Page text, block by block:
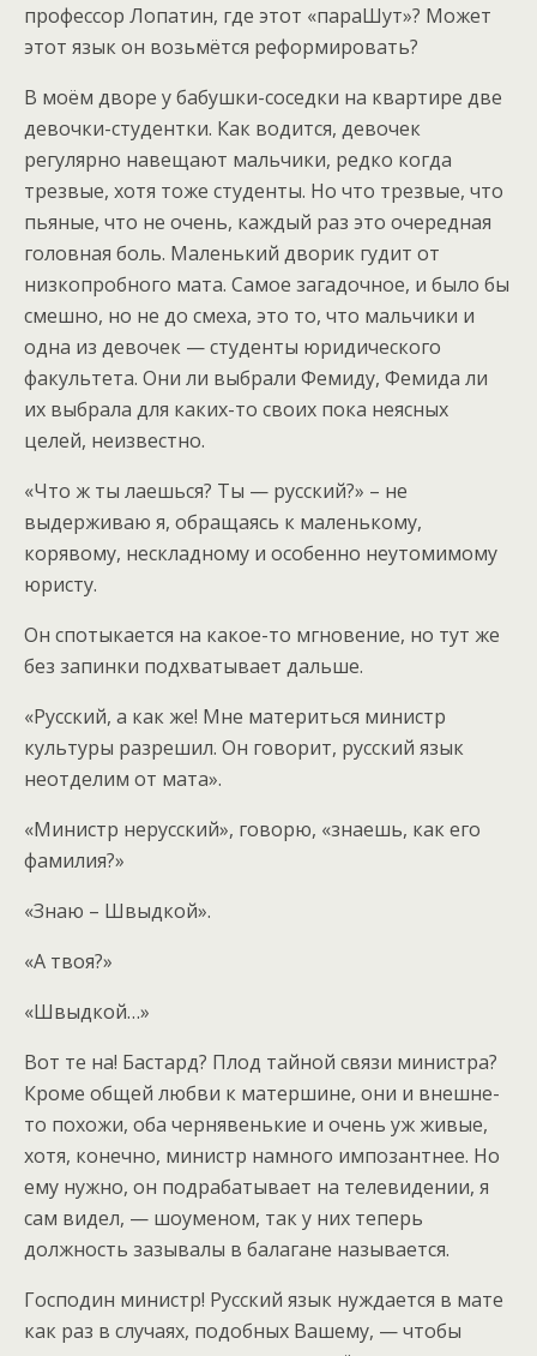
профессор Лопатин, где этот «параШут»? Может
этот язык он возьмётся реформировать?
В моём дворе у бабушки-соседки на квартире две
девочки-студентки. Как водится, девочек
регулярно навещают мальчики, редко когда
трезвые, хотя тоже студенты. Но что трезвые, что
пьяные, что не очень, каждый раз это очередная
головная боль. Маленький дворик гудит от
низкопробного мата. Самое загадочное, и было бы
смешно, но не до смеха, это то, что мальчики и
одна из девочек — студенты юридического
факультета. Они ли выбрали Фемиду, Фемида ли
их выбрала для каких-то своих пока неясных
целей, неизвестно.
«Что ж ты лаешься? Ты — русский?» – не
выдерживаю я, обращаясь к маленькому,
корявому, нескладному и особенно неутомимому
юристу.
Он спотыкается на какое-то мгновение, но тут же
без запинки подхватывает дальше.
«Русский, а как же! Мне материться министр
культуры разрешил. Он говорит, русский язык
неотделим от мата».
«Министр нерусский», говорю, «знаешь, как его
фамилия?»
«Знаю – Швыдкой».
«А твоя?»
«Швыдкой…»
Вот те на! Бастард? Плод тайной связи министра?
Кроме общей любви к матершине, они и внешне-
то похожи, оба чернявенькие и очень уж живые,
хотя, конечно, министр намного импозантнее. Но
ему нужно, он подрабатывает на телевидении, я
сам видел, — шоуменом, так у них теперь
должность зазывалы в балагане называется.
Господин министр! Русский язык нуждается в мате
как раз в случаях, подобных Вашему, — чтобы